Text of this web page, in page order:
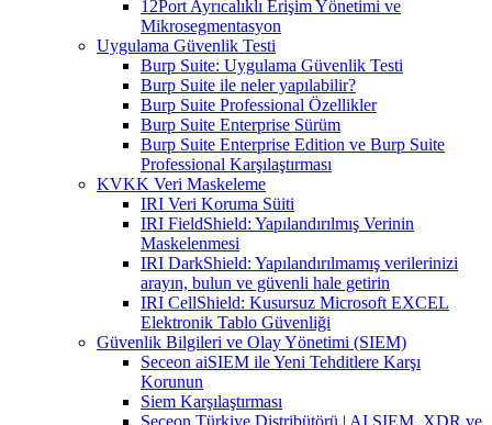
12Port Ayrıcalıklı Erişim Yönetimi ve
Mikrosegmentasyon
Uygulama Güvenlik Testi
Burp Suite: Uygulama Güvenlik Testi
Burp Suite ile neler yapılabilir?
Burp Suite Professional Özellikler
Burp Suite Enterprise Sürüm
Burp Suite Enterprise Edition ve Burp Suite
Professional Karşılaştırması
KVKK Veri Maskeleme
IRI Veri Koruma Süiti
IRI FieldShield: Yapılandırılmış Verinin
Maskelenmesi
IRI DarkShield: Yapılandırılmamış verilerinizi
arayın, bulun ve güvenli hale getirin
IRI CellShield: Kusursuz Microsoft EXCEL
Elektronik Tablo Güvenliği
Güvenlik Bilgileri ve Olay Yönetimi (SIEM)
Seceon aiSIEM ile Yeni Tehditlere Karşı
Korunun
Siem Karşılaştırması
Seceon Türkiye Distribütörü | AI SIEM, XDR ve